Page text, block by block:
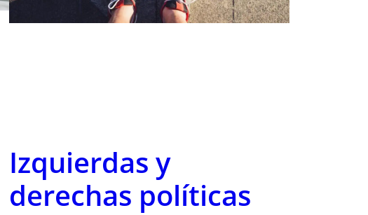
Izquierdas y
derechas políticas